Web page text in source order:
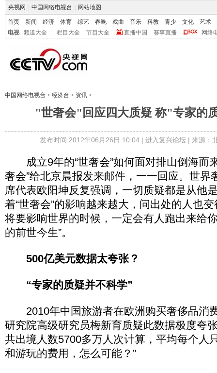
央视网 中国网络电视台 网站地图
首页 新闻 经济 体育 综艺 春晚 戏曲 音乐 科教 青少 文化
艺术
电视
频道大全 栏目大全 节目大全 直播中国 赛事直播 网络
中国网络电视台 > 经济台 > 资讯 >
"世奢会"回应四大质疑 称"专家的
发布时间:2012年06月26日 10:04 | 进入复兴论坛| 来源：
成立9年的“世奢会”如何面对排山倒海而
奢会”给北京晨报发来邮件，一一回应。世界
席代表欧阳坤反复强调，一切质疑都是从他
着“世奢会”的影响越来越大，问出处的人也
将要影响世界的时候，一定会有人跑出来给
的前世今生”。
500亿美元数据太夸张？
“专家的质疑并不科学”
2010年中国旅游者在欧洲购买奢侈品消
研究院高级研究员梅新育质疑此数据极度夸
共出境人数5700多万人次计算，平均每个人
和游玩的费用，怎么可能？”